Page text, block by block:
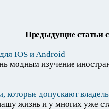
Предыдущие статьи
IOS и Android
модным изучение
которые допускают
жизнь и у многих уже